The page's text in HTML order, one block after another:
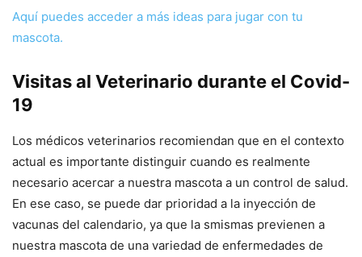
Aquí puedes acceder a más ideas para jugar con tu
mascota.
Visitas al Veterinario durante el Covid-
19
Los médicos veterinarios recomiendan que en el contexto
actual es importante distinguir cuando es realmente
necesario acercar a nuestra mascota a un control de salud.
En ese caso, se puede dar prioridad a la inyección de
vacunas del calendario, ya que la smismas previenen a
nuestra mascota de una variedad de enfermedades de